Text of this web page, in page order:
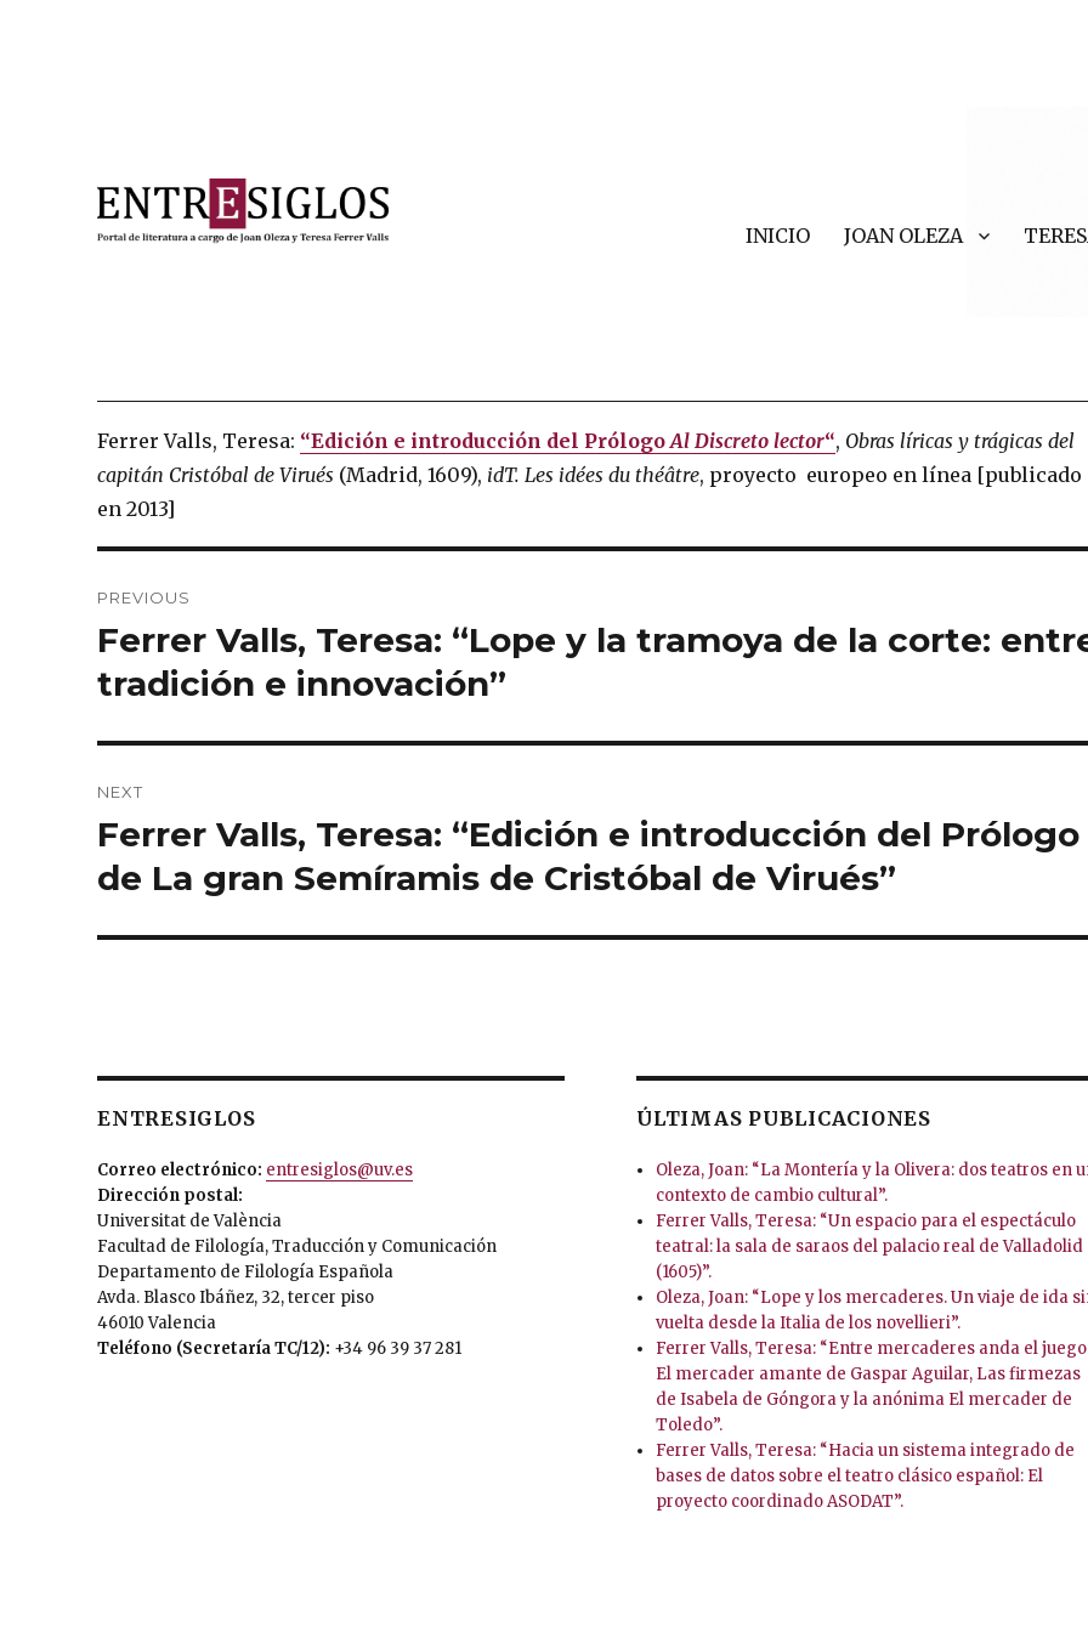
INICIO JOAN OLEZA
Ferrer Valls, Teresa: “Edición e introducción del Prólogo Al Discreto lector“, Obras líricas y trágicas del
capitán Cristóbal de Virués (Madrid, 1609), idT. Les idées du théâtre, proyecto europeo en línea [publicado
en 2013]
navigation
PREVIOUS
Previous
post:
Ferrer Valls, Teresa: “Lope y la tramoya de la corte:
tradición e innovación”
NEXT
Next
post:
Ferrer Valls, Teresa: “Edición e introducción del Prólogo
de La gran Semíramis de Cristóbal de Virués”
ENTRESIGLOS
Correo electrónico: entresiglos@uv.es
Dirección postal:
Universitat de València
Facultad de Filología, Traducción y Comunicación
Departamento de Filología Española
Avda. Blasco Ibáñez, 32, tercer piso
46010 Valencia
Teléfono (Secretaría TC/12): +34 96 39 37 281
ÚLTIMAS PUBLICACIONES
Oleza, Joan: “La Montería y la Olivera: dos teatros en
contexto de cambio cultural”.
Ferrer Valls, Teresa: “Un espacio para el espectáculo
teatral: la sala de saraos del palacio real de Valladolid
(1605)”.
Oleza, Joan: “Lope y los mercaderes. Un viaje de ida
vuelta desde la Italia de los novellieri”.
Ferrer Valls, Teresa: “Entre mercaderes anda el
El mercader amante de Gaspar Aguilar, Las firmezas
de Isabela de Góngora y la anónima El mercader de
Toledo”.
Ferrer Valls, Teresa: “Hacia un sistema integrado de
bases de datos sobre el teatro clásico español: El
proyecto coordinado ASODAT”.